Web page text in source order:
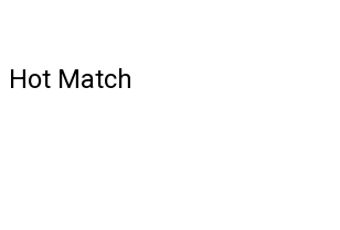
Hot Match